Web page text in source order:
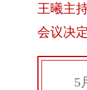
王曦主
会议决
5